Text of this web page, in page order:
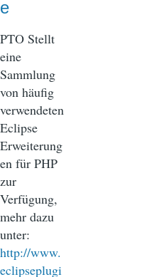
e
PTO Stellt
eine
Sammlung
von häufig
verwendeten
Eclipse
Erweiterung
en für PHP
zur
Verfügung,
mehr dazu
unter:
http://www.
eclipseplugi